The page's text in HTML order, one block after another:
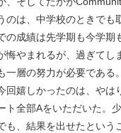
のは、中学校のときでも
の成績は先学期も今学期
悔やまれるが、過ぎてし
一層の努力が必要である。
回嬉しかったのは、やは
ト全部Aをいただいた。
も、結果を出せたという